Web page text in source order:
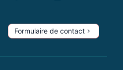
Formulaire de contact